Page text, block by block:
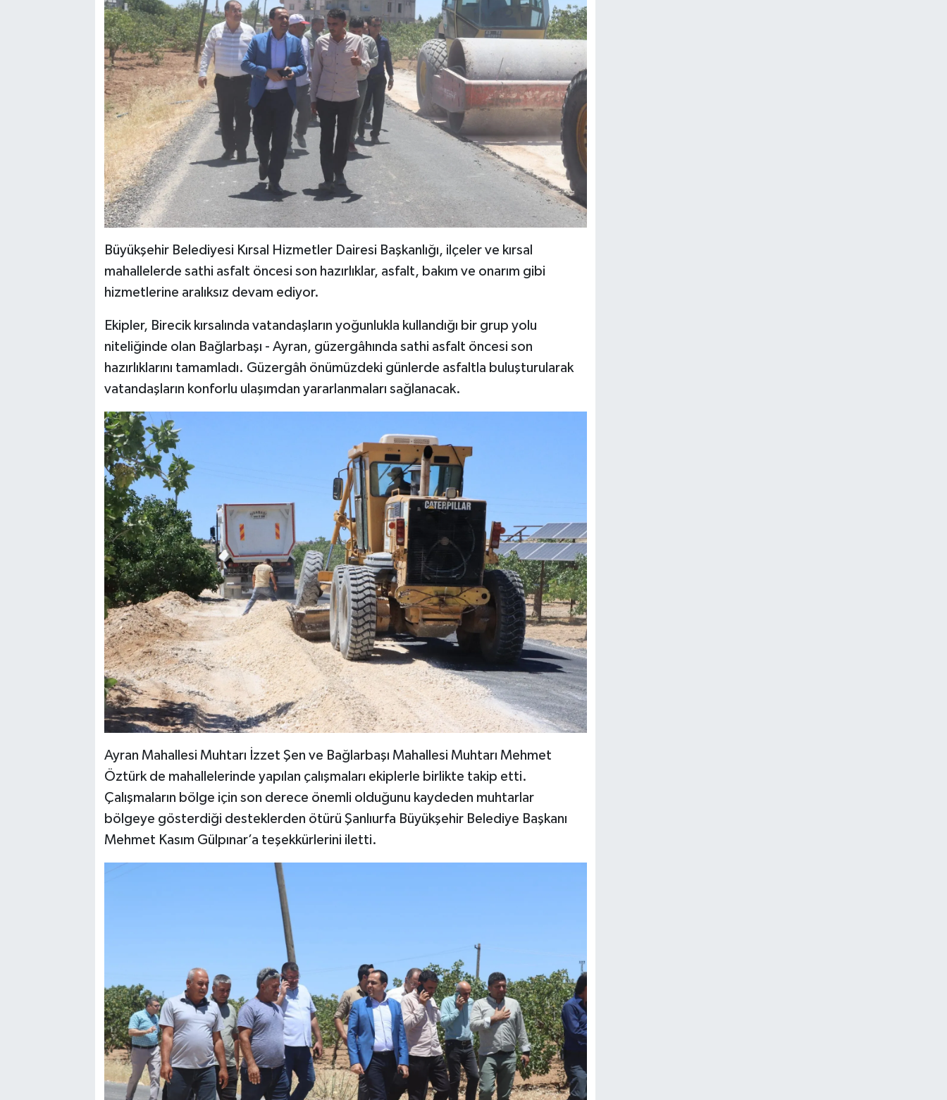
Büyükşehir Belediyesi Kırsal Hizmetler Dairesi Başkanlığı, ilçeler ve kırsal
mahallelerde sathi asfalt öncesi son hazırlıklar, asfalt, bakım ve onarım gibi
hizmetlerine aralıksız devam ediyor.
Ekipler, Birecik kırsalında vatandaşların yoğunlukla kullandığı bir grup yolu
niteliğinde olan Bağlarbaşı - Ayran, güzergâhında sathi asfalt öncesi son
hazırlıklarını tamamladı. Güzergâh önümüzdeki günlerde asfaltla buluşturularak
vatandaşların konforlu ulaşımdan yararlanmaları sağlanacak.
Ayran Mahallesi Muhtarı İzzet Şen ve Bağlarbaşı Mahallesi Muhtarı Mehmet
Öztürk de mahallelerinde yapılan çalışmaları ekiplerle birlikte takip etti.
Çalışmaların bölge için son derece önemli olduğunu kaydeden muhtarlar
bölgeye gösterdiği desteklerden ötürü Şanlıurfa Büyükşehir Belediye Başkanı
Mehmet Kasım Gülpınar’a teşekkürlerini iletti.